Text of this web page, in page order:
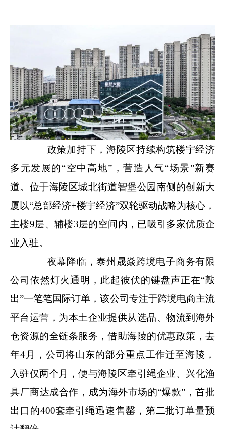
政策加持下，海陵区持续构筑楼宇经济
多元发展的“空中高地”，营造人气“场景”新赛
道。位于海陵区城北街道智堡公园南侧的创新大
厦以“总部经济+楼宇经济”双轮驱动战略为核心，
主楼9层、辅楼3层的空间内，已吸引多家优质企
业入驻。
夜幕降临，泰州晟焱跨境电子商务有限
公司依然灯火通明，此起彼伏的键盘声正在“敲
出”一笔笔国际订单，该公司专注于跨境电商主流
平台运营，为本土企业提供从选品、物流到海外
仓资源的全链条服务，借助海陵的优惠政策，去
年4月，公司将山东的部分重点工作迁至海陵，
入驻仅两个月，便与海陵区牵引绳企业、兴化渔
具厂商达成合作，成为海外市场的“爆款”，首批
出口的400套牵引绳迅速售罄，第二批订单量预